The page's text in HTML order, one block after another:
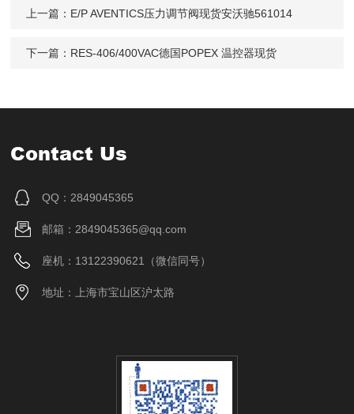
上一篇： E/P AVENTICS压力调节阀现货安沃驰561014
下一篇： RES-406/400VAC德国POPEX 温控器现货
Contact Us
QQ：2849045365
邮箱：2849045365@qq.com
座机：13122390621（微信同号）
地址：上海市宝山区沪太路